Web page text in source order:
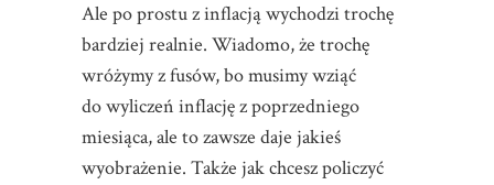
Ale po prostu z inflacją wychodzi trochę
bardziej realnie. Wiadomo, że trochę
wróżymy z fusów, bo musimy wziąć
do wyliczeń inflację z poprzedniego
miesiąca, ale to zawsze daje jakieś
wyobrażenie. Także jak chcesz policzyć